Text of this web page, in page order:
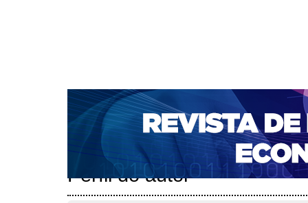
CAPA SOBRE ACESSO CADASTRO
NOTÍCIAS
PORTAL DE REVISTAS DA UNIFACS
BASES DE DADOS E INDEXADORES
Capa Pesquisa >Perfil do autor
Perfil do autor